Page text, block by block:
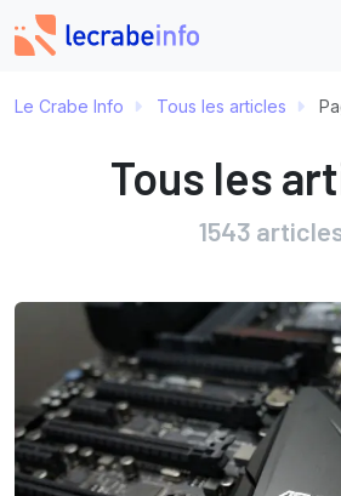
Le Crabe Info Tous les articles
Tous les
1543